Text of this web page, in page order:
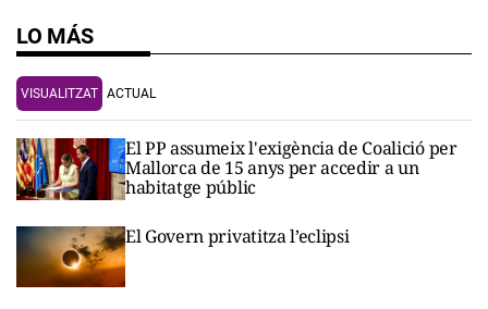
LO MÁS
VISUALITZAT ACTUAL
El PP assumeix l'exigència de Coalició per
Mallorca de 15 anys per accedir a un
habitatge públic
El Govern privatitza l’eclipsi